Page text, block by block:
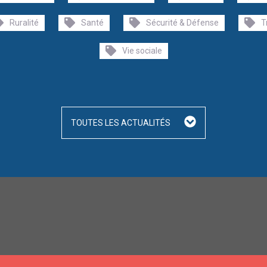
Ruralité Santé Sécurité & Défense
Vie sociale
TOUTES LES ACTUALITÉS